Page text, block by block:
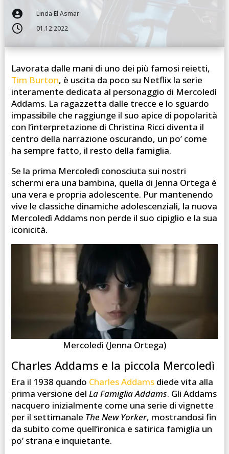
 Linda El Asmar
 01.12.2022
Lavorata dalle mani di uno dei più famosi reietti,
Tim Burton, è uscita da poco su Netflix la serie
interamente dedicata al personaggio di Mercoledì
Addams. La ragazzetta dalle trecce e lo sguardo
impassibile che raggiunge il suo apice di popolarità
con l’interpretazione di Christina Ricci diventa il
centro della narrazione oscurando, un po’ come
ha sempre fatto, il resto della famiglia.
Se la prima Mercoledì conosciuta sui nostri
schermi era una bambina, quella di Jenna Ortega è
una vera e propria adolescente. Pur mantenendo
vive le classiche dinamiche adolescenziali, la nuova
Mercoledì Addams non perde il suo cipiglio e la sua
iconicità.
Mercoledì (Jenna Ortega)
Charles Addams e la piccola Mercoledì
Era il 1938 quando Charles Addamsdiede vita alla
prima versione del La Famiglia Addams. Gli Addams
nacquero inizialmente come una serie di vignette
per il settimanale The New Yorker, mostrandosi fin
da subito come quell’ironica e satirica famiglia un
po’ strana e inquietante.